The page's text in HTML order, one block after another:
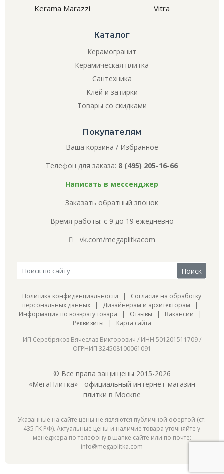
Kerama Marazzi
Vitra
Каталог
Керамогранит
Керамическая плитка
Сантехника
Клей и затирки
Товары со скидками
Покупателям
Ваша корзина / Избранное
Телефон для заказа: 8 (495) 205-16-66
Написать в мессенджер
Заказать обратный звонок
Время работы: с 9 до 19 ежедневно
vk.com/megaplitkacom
Политика конфиденциальности | Согласие на обработку
персональных данных | Дизайнерам и архитекторам |
Информация по возврату товара | Отзывы | Вакансии |
Реквизиты | Карта сайта
ИП Серебряков Вячеслав Викторович / ИНН 501201511709 /
ОГРНИП 324508100061091
© Все права защищены 2015-2026
«МегаПлитка» - официальный интернет-магазин
плитки в Москве
Указанные на сайте цены не являются публичной офертой (ст.
435 ГК РФ). Актуальные цены и наличие товара уточняйте у
менеджера по телефону в шапке сайте или по почте:
info@megaplitka.com